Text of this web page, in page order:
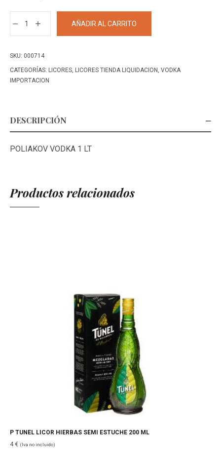
LT+
cantidad
AÑADIR AL CARRITO
SKU: 000714
CATEGORÍAS: LICORES, LICORES TIENDA LIQUIDACION , VODKA
IMPORTACION
DESCRIPCIÓN
POLIAKOV VODKA 1 LT
Productos relacionados
P TUNEL LICOR HIERBAS SEMI ESTUCHE 200 ML
4€ (Iva no incluido)